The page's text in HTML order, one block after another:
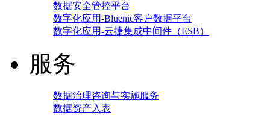
数据安全管控平台
数字化应用-Bluenic客户数据平台
数字化应用-云捷集成中间件（ESB）
服务
数据治理咨询与实施服务
数据资产入表